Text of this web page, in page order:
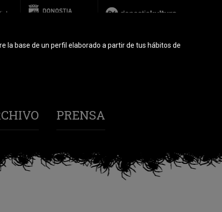
PRENSA
la base de un perfil elaborado a partir de tus hábitos de